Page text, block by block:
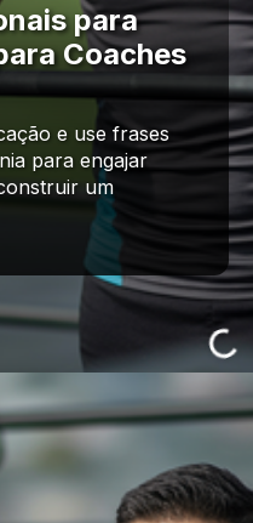
para
Coaches
e use frases
para engajar
um